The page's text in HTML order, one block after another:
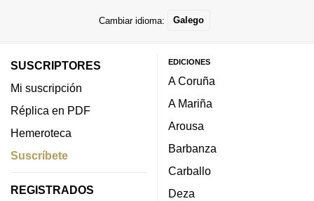
Cambiar idioma: Galego
SUSCRIPTORES
Mi suscripción
Réplica en PDF
Hemeroteca
Suscríbete
REGISTRADOS
EDICIONES
A Coruña
A Mariña
Arousa
Barbanza
Carballo
Deza